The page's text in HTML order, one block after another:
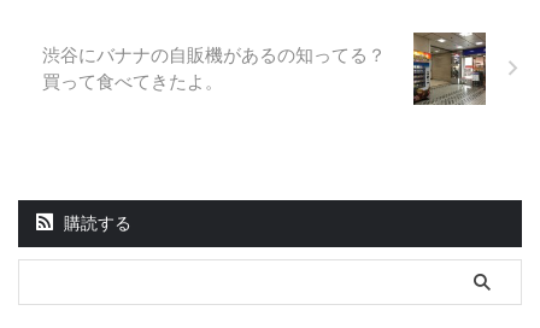
渋谷にバナナの自販機があるの知ってる？
買って食べてきたよ。
購読する